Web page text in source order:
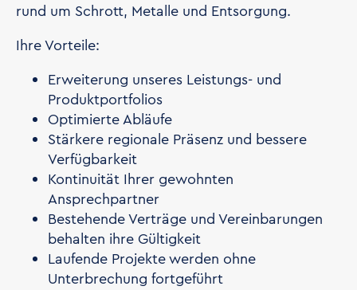
rund um Schrott, Metalle und Entsorgung.
Ihre Vorteile:
Erweiterung unseres Leistungs- und
Produktportfolios
Optimierte Abläufe
Stärkere regionale Präsenz und bessere
Verfügbarkeit
Kontinuität Ihrer gewohnten
Ansprechpartner
Bestehende Verträge und Vereinbarungen
behalten ihre Gültigkeit
Laufende Projekte werden ohne
Unterbrechung fortgeführt